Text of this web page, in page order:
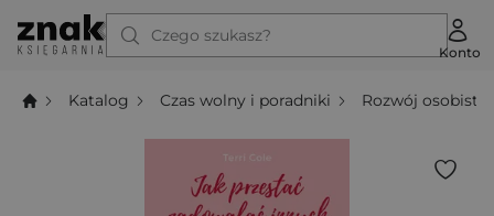
Czego szukasz?
Konto
Katalog Czas wolny i poradniki Rozwój osobisty